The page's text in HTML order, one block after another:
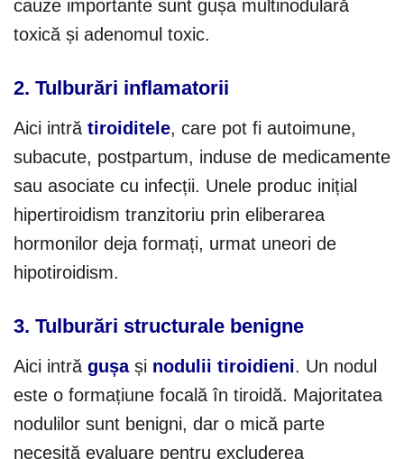
cauze importante sunt gușa multinodulară
toxică și adenomul toxic.
2. Tulburări inflamatorii
Aici intră tiroiditele, care pot fi autoimune,
subacute, postpartum, induse de medicamente
sau asociate cu infecții. Unele produc inițial
hipertiroidism tranzitoriu prin eliberarea
hormonilor deja formați, urmat uneori de
hipotiroidism.
3. Tulburări structurale benigne
Aici intră gușași nodulii tiroidieni. Un nodul
este o formațiune focală în tiroidă. Majoritatea
nodulilor sunt benigni, dar o mică parte
necesită evaluare pentru excluderea